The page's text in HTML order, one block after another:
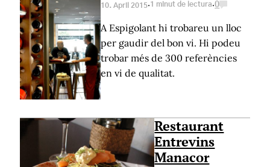
10. April 2015·1 minut de lectura·0
A Espigolant hi trobareu un lloc
per gaudir del bon vi. Hi podeu
trobar més de 300 referències
en vi de qualitat.
Restaurant
Entrevins
Manacor